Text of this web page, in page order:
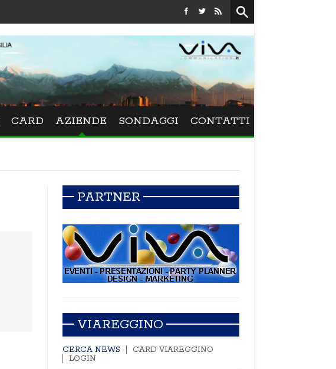
Festival La Versiliana - La direttrice lucchese Beatrice
CARD AZIENDE SONDAGGI CONTATTI
PARTNER
VIAREGGINO
CERCA NEWS
CARD VIAREGGINO
LOGIN